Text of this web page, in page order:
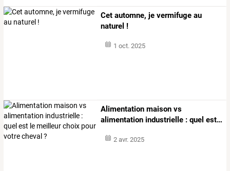
Cet automne, je vermifuge au
naturel !
1 oct. 2025
Alimentation maison vs
alimentation industrielle : quel est…
2 avr. 2025